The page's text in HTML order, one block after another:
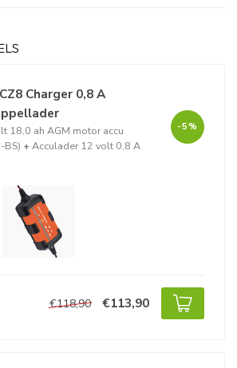
Charger 0,8 A
18,0 ah AGM motor accu
BS) + Acculader 12 volt 0,8 A
-5%
€118,90 €113,90